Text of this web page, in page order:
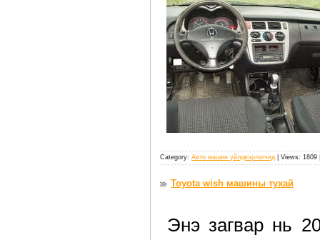
Category: Авто машин үйлдвэрлэгчид | Views:
Toyota wish машины тухай
Энэ загвар нь